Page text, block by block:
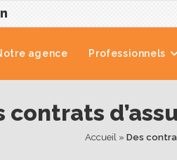
agence Professionnels
contrats
Accueil » Des